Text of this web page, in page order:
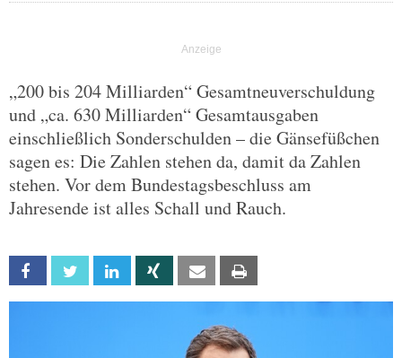
„200 bis 204 Milliarden“ Gesamtneuverschuldung
und „ca. 630 Milliarden“ Gesamtausgaben
einschließlich Sonderschulden – die Gänsefüßchen
sagen es: Die Zahlen stehen da, damit da Zahlen
stehen. Vor dem Bundestagsbeschluss am
Jahresende ist alles Schall und Rauch.
Facebook Twitter Linkedin Xing Email